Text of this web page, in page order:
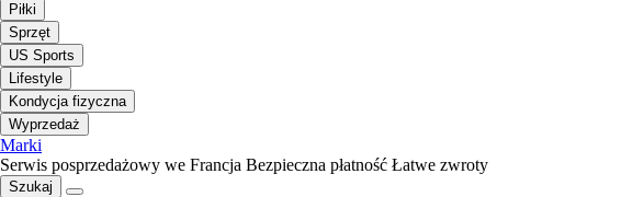
Piłki
Sprzęt
US Sports
Lifestyle
Kondycja fizyczna
Wyprzedaż
Marki
Serwis posprzedażowy we Francja Bezpieczna płatność Łatwe zwroty
Szukaj